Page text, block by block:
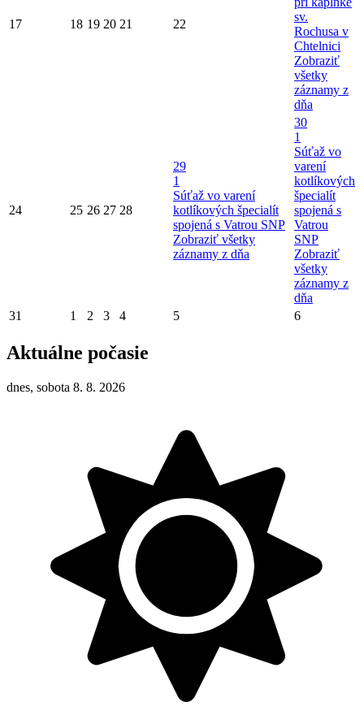
17 18 19 20 21 22
sv.
Rochusa v
Chtelnici
Zobraziť
všetky
záznamy z
dňa
24 25 26 27 28
29
1
Súťaž vo varení
kotlíkových špecialít
spojená s Vatrou SNP
Zobraziť všetky
záznamy z dňa
30
1
Súťaž vo
varení
kotlíkových
špecialít
spojená s
Vatrou
SNP
Zobraziť
všetky
záznamy z
dňa
31
1 2 3 4 5 6
Aktuálne počasie
dnes, sobota 8. 8. 2026